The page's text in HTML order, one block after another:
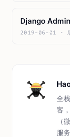
Django
2019-06-01 ·
全
客
（
服务